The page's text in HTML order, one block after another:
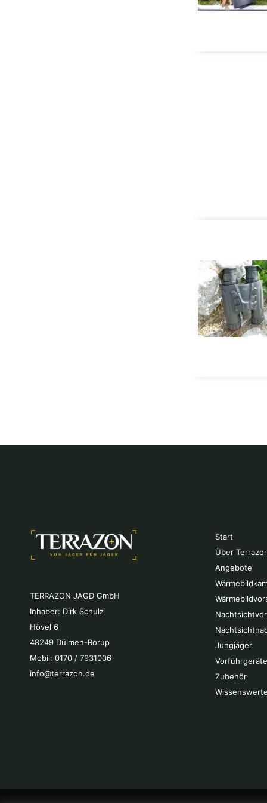
TERRAZON JAGD GmbH
Inhaber: Dirk Schulz
Hövel 6
48249 Dülmen-Rorup
Mobil: 0170 / 7931006
info@terrazon.de
Start
Über
Angebote
Jungjäger
Zubehör